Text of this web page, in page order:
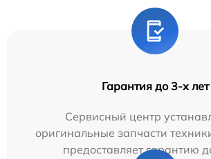
Гарантия до 3-х лет
Сервисный центр
оригинальные запчасти
предоставляет гарантию